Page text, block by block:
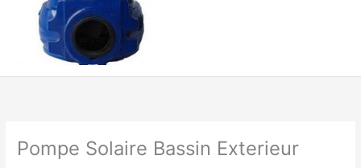
Pompe Solaire Bassin Exterieur